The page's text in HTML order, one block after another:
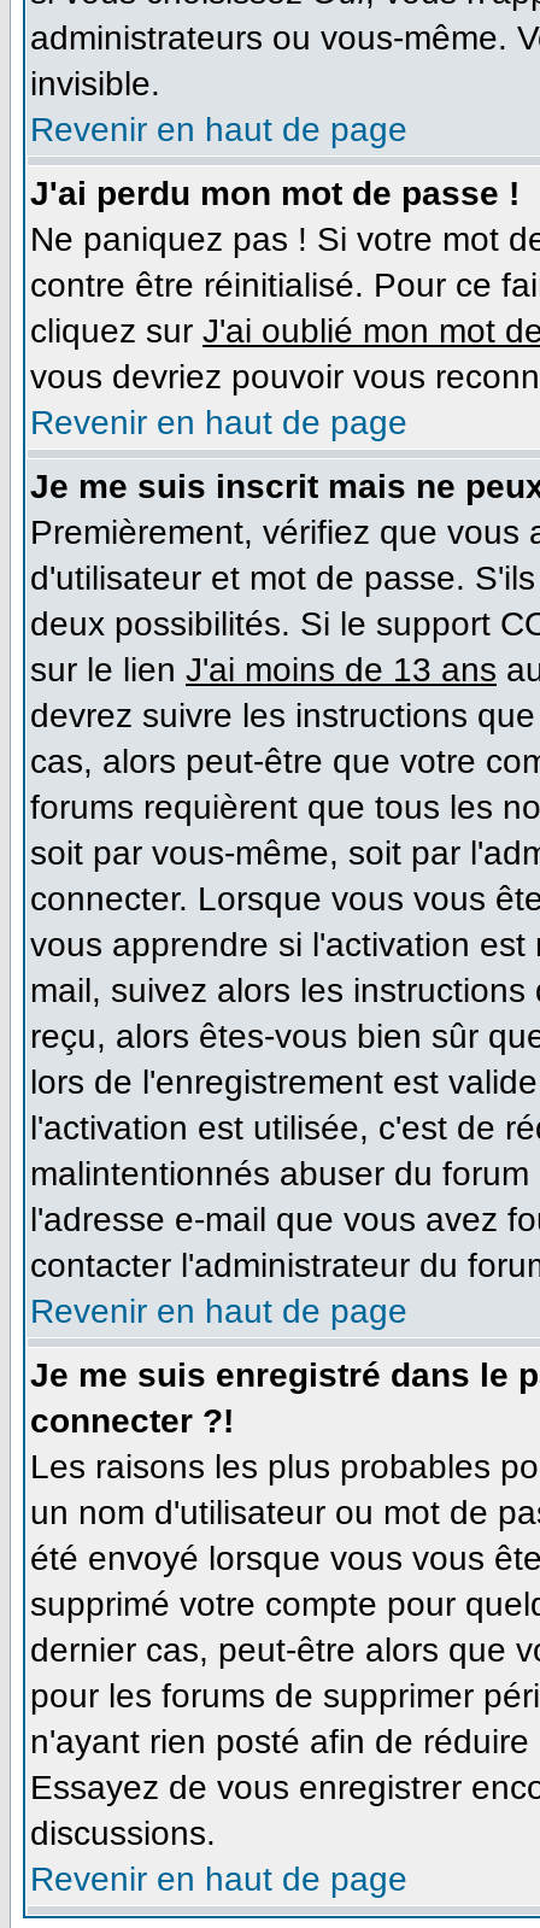
administrateurs ou vous-même.
invisible.
Revenir en haut de page
J'ai perdu mon mot de passe !
Ne paniquez pas ! Si votre mot
contre être réinitialisé. Pour ce
cliquez sur J'ai oublié mon mot
vous devriez pouvoir vous
Revenir en haut de page
Je me suis inscrit mais ne
Premièrement, vérifiez que
d'utilisateur et mot de passe.
deux possibilités. Si le support
sur le lien J'ai moins de 13 ans
devrez suivre les instructions
cas, alors peut-être que votre
forums requièrent que tous les
soit par vous-même, soit par
connecter. Lorsque vous vous
vous apprendre si l'activation
mail, suivez alors les
reçu, alors êtes-vous bien sûr
lors de l'enregistrement est
l'activation est utilisée, c'est de
malintentionnés abuser du
l'adresse e-mail que vous avez
contacter l'administrateur du
Revenir en haut de page
Je me suis enregistré dans le
connecter ?!
Les raisons les plus probables
un nom d'utilisateur ou mot de
été envoyé lorsque vous vous
supprimé votre compte pour
dernier cas, peut-être alors que
pour les forums de supprimer
n'ayant rien posté afin de
Essayez de vous enregistrer
discussions.
Revenir en haut de page